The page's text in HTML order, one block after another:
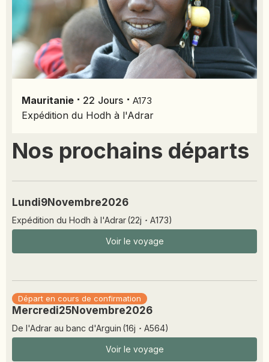
Mauritanie ⋅ 22 Jours ⋅ A173
Expédition du Hodh à l'Adrar
Nos prochains départs
Lundi9Novembre2026
Expédition du Hodh à l'Adrar(22j · A173)
Voir le voyage
Départ en cours de confirmation
Mercredi25Novembre2026
De l'Adrar au banc d'Arguin (16j · A564)
Voir le voyage